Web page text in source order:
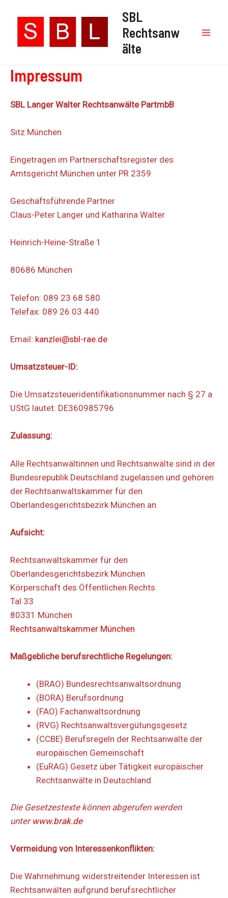
Inhalt
springen
SBL
Rechtsanw
älte
Impressum
SBL Langer Walter Rechtsanwälte PartmbB
Sitz München
Eingetragen im Partnerschaftsregister des
Amtsgericht München unter PR 2359
Geschäftsführende Partner
Claus-Peter Langer und Katharina Walter
Heinrich-Heine-Straße 1
80686 München
Telefon: 089 23 68 580
Telefax: 089 26 03 440
Email: kanzlei@sbl-rae.de
Umsatzsteuer-ID:
Die Umsatzsteueridentifikationsnummer nach § 27 a
UStG lautet: DE360985796
Zulassung:
Alle Rechtsanwältinnen und Rechtsanwälte sind in der
Bundesrepublik Deutschland zugelassen und gehören
der Rechtsanwaltskammer für den
Oberlandesgerichtsbezirk München an.
Aufsicht:
Rechtsanwaltskammer für den
Oberlandesgerichtsbezirk München
Körperschaft des Öffentlichen Rechts
Tal 33
80331 München
Rechtsanwaltskammer München
Maßgebliche berufsrechtliche Regelungen:
(BRAO) Bundesrechtsanwaltsordnung
(BORA) Berufsordnung
(FAO) Fachanwaltsordnung
(RVG) Rechtsanwaltsvergütungsgesetz
(CCBE) Berufsregeln der Rechtsanwälte der
europäischen Gemeinschaft
(EuRAG) Gesetz über Tätigkeit europäischer
Rechtsanwälte in Deutschland
Die Gesetzestexte können abgerufen werden
unter www.brak.de
Vermeidung von Interessenkonflikten:
Die Wahrnehmung widerstreitender Interessen ist
Rechtsanwälten aufgrund berufsrechtlicher